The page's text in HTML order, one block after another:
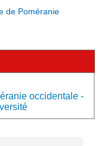
de Poméranie
occidentale -